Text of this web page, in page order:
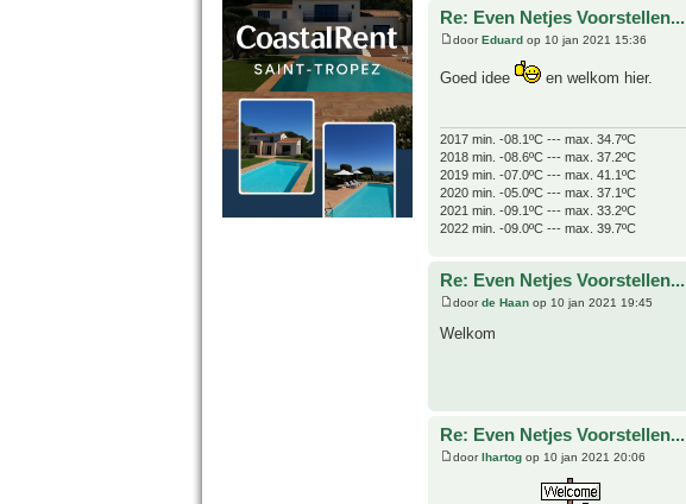
Re: Even Netjes Voorstellen...
doorEduard op 10 jan 2021 15:36
Goed idee en welkom hier.
2017 min. -08.1ºC --- max. 34.7ºC
2018 min. -08.6ºC --- max. 37.2ºC
2019 min. -07.0ºC --- max. 41.1ºC
2020 min. -05.0ºC --- max. 37.1ºC
2021 min. -09.1ºC --- max. 33.2ºC
2022 min. -09.0ºC --- max. 39.7ºC
Re: Even Netjes Voorstellen...
doorde Haan op 10 jan 2021 19:45
Welkom
Re: Even Netjes Voorstellen...
door lhartog op 10 jan 2021 20:06